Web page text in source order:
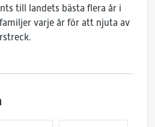
till landets bästa flera år i
varje år för att njuta av